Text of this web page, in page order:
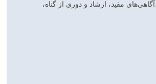
مفيد، ارشاد و دورى از گناه،